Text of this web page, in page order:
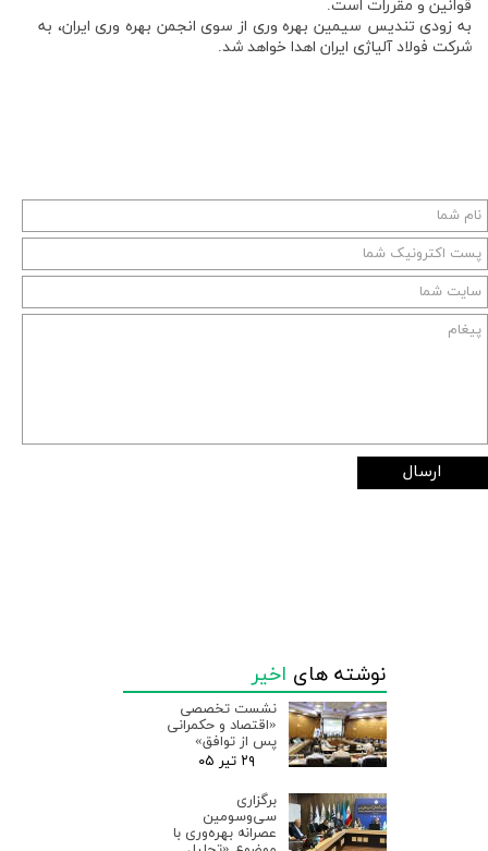
قوانین و مقررات است.
به زودی تندیس سیمین بهره وری از سوی انجمن بهره وری ایران، به
شركت فولاد آلیاژی ایران اهدا خواهد شد.
ارسال
نوشته های اخیر
نشست تخصصی
«اقتصاد و حکمرانی
پس از توافق»
۲۹ تیر ۰۵
برگزاری
سی‌وسومین
عصرانه بهره‌وری با